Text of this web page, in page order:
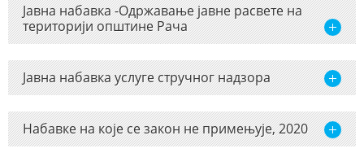
Jaвна набавка -Одржавање јавне расвете на
територији општине Рача
Jавна набавка услуге стручног надзора
Набавке на које се закон не примењује, 2020